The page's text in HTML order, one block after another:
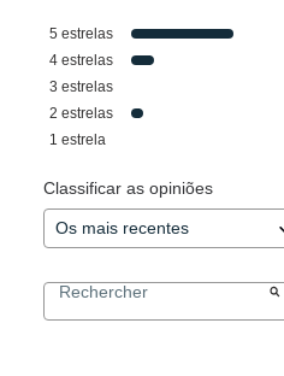
5 estrelas
4 estrelas
3 estrelas
2 estrelas
1 estrela
Classificar as opiniões